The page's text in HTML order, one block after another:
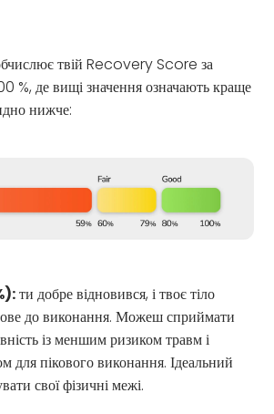
твій Recovery Score за
%, де вищі значення означають краще
нижче:
ти добре відновився, і твоє тіло
до виконання. Можеш сприймати
із меншим ризиком травм і
для пікового виконання. Ідеальний
свої фізичні межі.